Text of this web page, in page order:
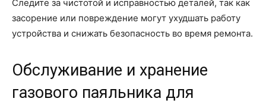
Следите за чистотой и исправностью деталей, так как
засорение или повреждение могут ухудшать работу
устройства и снижать безопасность во время ремонта.
Обслуживание и хранение
газового паяльника для